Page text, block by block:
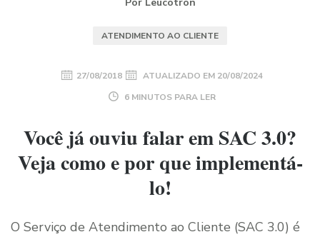
ATENDIMENTO AO CLIENTE
27/08/2018 ATUALIZADO EM 20/08/2024
6 MINUTOS PARA LER
Você já ouviu falar em SAC 3.0?
Veja como e por que implementá-
lo!
O Serviço de Atendimento ao Cliente (SAC 3.0) é